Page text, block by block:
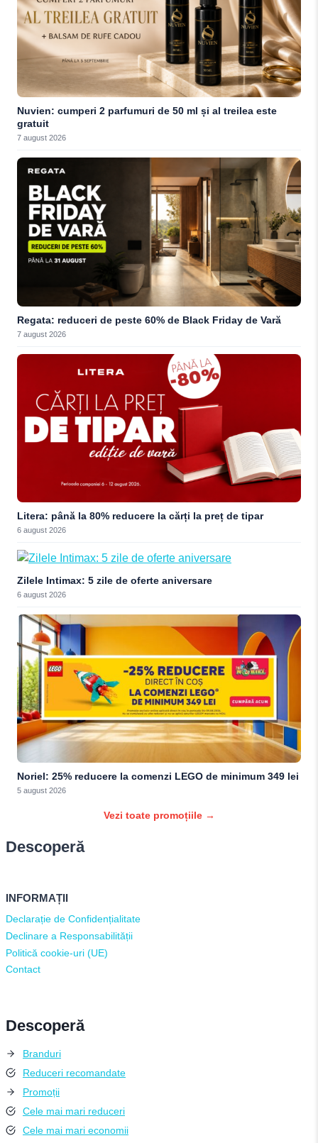
Nuvien: cumperi 2 parfumuri de 50 ml și al treilea este
gratuit
7 august 2026
Regata: reduceri de peste 60% de Black Friday de Vară
7 august 2026
Litera: până la 80% reducere la cărți la preț de tipar
6 august 2026
Zilele Intimax: 5 zile de oferte aniversare
6 august 2026
Noriel: 25% reducere la comenzi LEGO de minimum 349 lei
5 august 2026
Vezi toate promoțiile →
Descoperă
INFORMAȚII
Declarație de Confidențialitate
Declinare a Responsabilității
Politică cookie-uri (UE)
Contact
Descoperă
Branduri
Reduceri recomandate
Promoții
Cele mai mari reduceri
Cele mai mari economii